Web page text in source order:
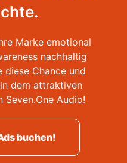
Marke emotional
nachhaltig
diese Chance und
dem attraktiven
Audio!
buchen!